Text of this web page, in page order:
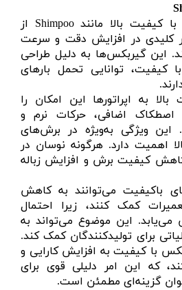
استفاده از گیربکس‌های با کیفیت بالا مانند Shimpoo از
کلیدی در افزایش دقت و سرعت
این گیربکس‌ها به دلیل طراحی
کیفیت، توانایی تحمل بارهای
به اپراتورها این امکان را
اضافی، حرکات نرم و
این ویژگی به‌ویژه در برش‌های
اهمیت دارد. هرگونه نوسان در
کیفیت برش و افزایش زباله
باکیفیت می‌توانند به کاهش
کمک کنند، زیرا احتمال
این موضوع می‌تواند به
برای تولیدکنندگان کمک کند.
با کیفیت به افزایش کارایی و
که این امر دلیلی قوی برای
گزینه‌ای مطمئن است.